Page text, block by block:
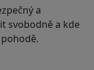
a
svobodně a kde